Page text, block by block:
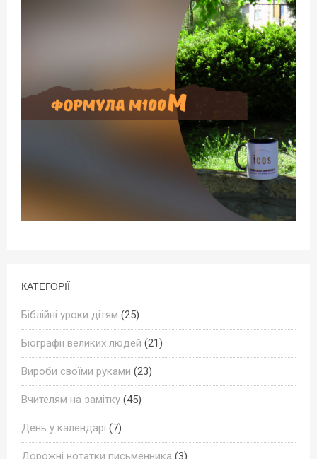
КАТЕГОРІЇ
Біблійні уроки дітям (25)
Біографії великих людей (21)
Вироби своїми руками (23)
Вчителям на замітку (45)
День у календарі (7)
Дорожні нотатки письменника (3)